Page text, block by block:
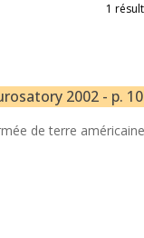
1
2002 - p.
de terre américaine